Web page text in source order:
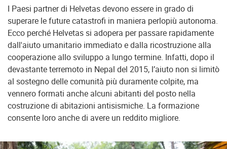
I Paesi partner di Helvetas devono essere in grado di
superare le future catastrofi in maniera perlopiù autonoma.
Ecco perché Helvetas si adopera per passare rapidamente
dall'aiuto umanitario immediato e dalla ricostruzione alla
cooperazione allo sviluppo a lungo termine. Infatti, dopo il
devastante terremoto in Nepal del 2015, l’aiuto non si limitò
al sostegno delle comunità più duramente colpite, ma
vennero formati anche alcuni abitanti del posto nella
costruzione di abitazioni antisismiche. La formazione
consente loro anche di avere un reddito migliore.